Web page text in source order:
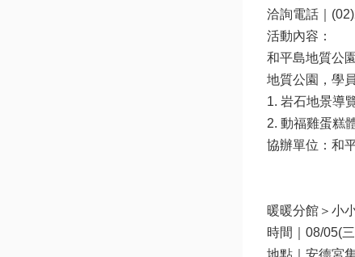
洽詢電話｜
活動內容：
和平島地質公
地質公園，學
1. 岩石地景導
2. 動福雞蛋糕
協辦單位：和
暖暖分館＞小
時間｜08/05(
地點｜安德宮